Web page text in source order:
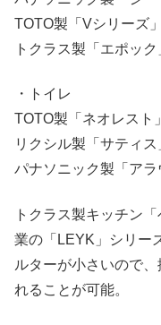
TOTO製「Vシリーズ」
トクラス製「エポック
・トイレ
TOTO製「ネオレスト」
リクシル製「サティス
パナソニック製「アラ
トクラス製キッチン
業の「LEYK」シリー
ルターが小さいので
れることが可能。